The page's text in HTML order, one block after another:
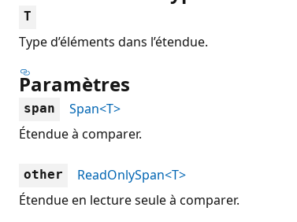
T
Type d’éléments dans l’étendue.
Paramètres
span
Span<T>
Étendue à comparer.
other
ReadOnlySpan<T>
Étendue en lecture seule à comparer.